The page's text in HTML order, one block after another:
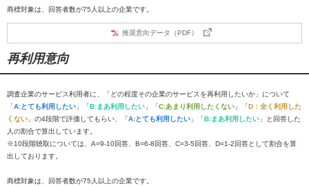
商標対象は、回答者数が75人以上の企業です。
推奨意向データ（PDF）
再利用意向
調査企業のサービス利用者に、「どの程度その企業のサービスを再利用したいか」について
「A:とても利用したい 」「B:まあ利用したい 」「C:あまり利用したくない 」「D：全く利用した
くない 」の4段階で評価してもらい、「A:とても利用したい 」「B:まあ利用したい 」と回答した
人の割合で算出しています。
※10段階聴取については、A=9-10回答、B=6-8回答、C=3-5回答、D=1-2回答として割合を算
出しております。
商標対象は、回答者数が75人以上の企業です。